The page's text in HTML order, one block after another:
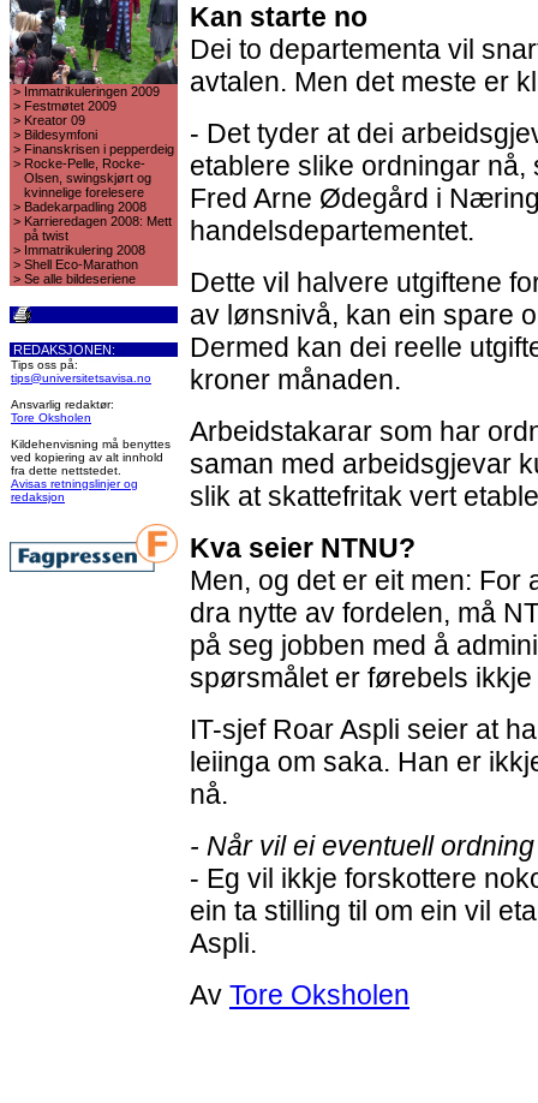
> Immatrikuleringen 2009
> Festmøtet 2009
> Kreator 09
> Bildesymfoni
> Finanskrisen i pepperdeig
> Rocke-Pelle, Rocke-
Olsen, swingskjørt og
kvinnelige forelesere
> Badekarpadling 2008
> Karrieredagen 2008: Mett
på twist
> Immatrikulering 2008
> Shell Eco-Marathon
> Se alle bildeseriene
REDAKSJONEN:
Tips oss på:
tips@universitetsavisa.no
Ansvarlig redaktør:
Tore Oksholen
Kildehenvisning må benyttes
ved kopiering av alt innhold
fra dette nettstedet.
Avisas retningslinjer og
redaksjon
Kan starte no
Dei to departementa vil
avtalen. Men det meste er
- Det tyder at dei
etablere slike ordningar
Fred Arne Ødegård i
handelsdepartementet.
Dette vil halvere utgiftene
av lønsnivå, kan ein spare
Dermed kan dei reelle
kroner månaden.
Arbeidstakarar som har
saman med arbeidsgjevar
slik at skattefritak vert
Kva seier NTNU?
Men, og det er eit men: For
dra nytte av fordelen, må
på seg jobben med å
spørsmålet er førebels
IT-sjef Roar Aspli seier at
leiinga om saka. Han er
nå.
- Når vil ei eventuell
- Eg vil ikkje forskottere
ein ta stilling til om ein vil
Aspli.
Av Tore Oksholen